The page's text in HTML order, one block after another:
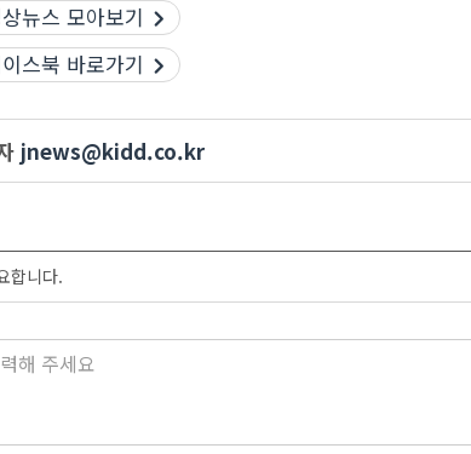
뉴스 모아보기
스북 바로가기
jnews@kidd.co.kr
합니다.